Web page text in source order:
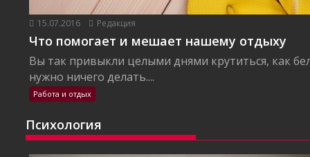
15.07.2016 Редакция
Что помогает и мешает нашему отдыху
Вы так привыкли целыми днями крутиться, как
нужно ничего делать....
Работа и отдых
Психология